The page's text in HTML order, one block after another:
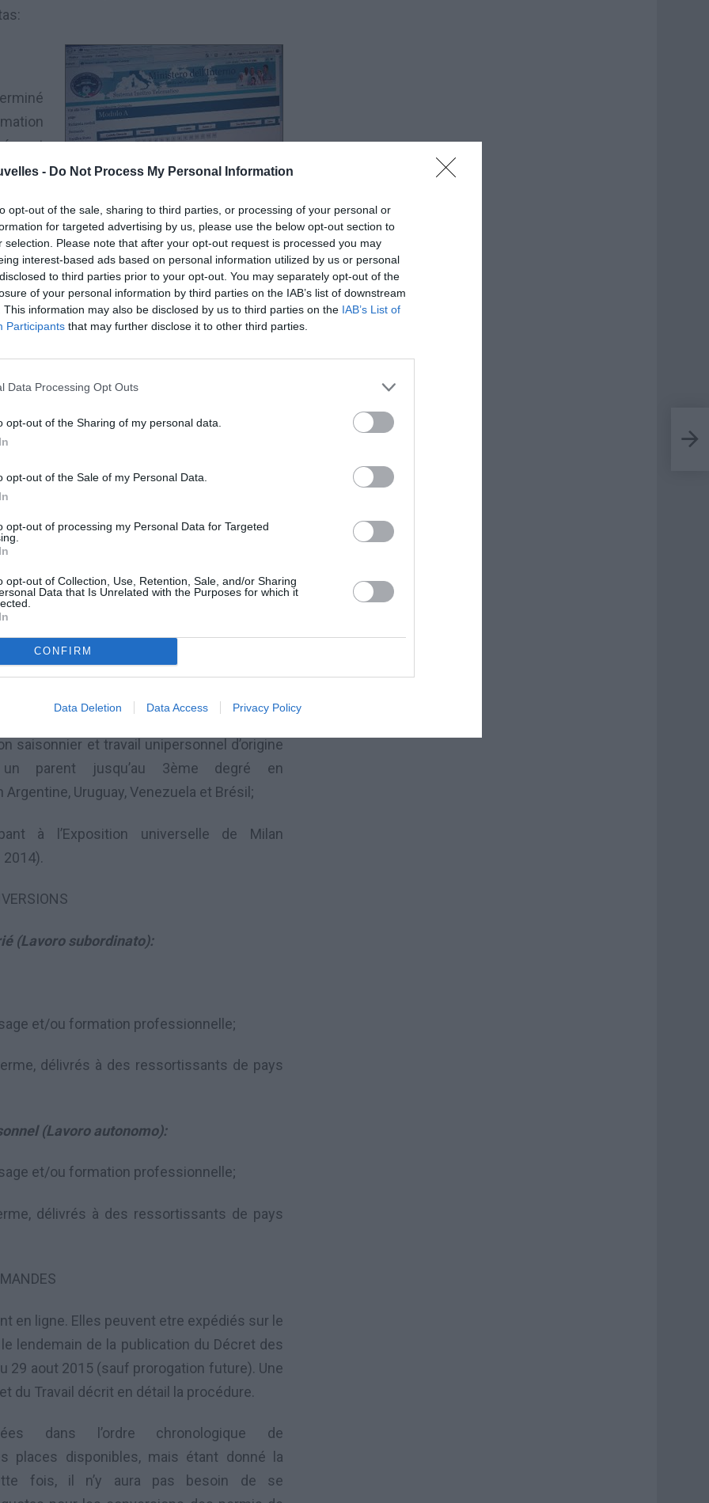
- Do Not Process My Personal Information
opt-out of the sale, sharing to third parties, or processing of your personal or
for targeted advertising by us, please use the below opt-out section to
selection. Please note that after your opt-out request is processed you may
interest-based ads based on personal information utilized by us or personal
to third parties prior to your opt-out. You may separately opt-out of the
of your personal information by third parties on the IAB’s list of downstream
This information may also be disclosed by us to third parties on the IAB’s List of
Participants that may further disclose it to other third parties.
Data Processing Opt Outs
opt-out of the Sharing of my personal data.
opt-out of the Sale of my Personal Data.
opt-out of processing my Personal Data for Targeted
opt-out of Collection, Use, Retention, Sale, and/or Sharing
Data that Is Unrelated with the Purposes for which it
CONFIRM
Data Deletion Data Access Privacy Policy
1998
autonomi) appartenant auxcatégories
des activités d’intérêt pour l’économie
en Italie,soutenantou améliorant le
des professions
ou du contrôle d’entreprises
Décembre,
un rapport professionnel
saisonnier et travail unipersonnel d’origine
un parent jusqu’au 3ème degré
en
Argentine, Uruguay, Venezuela et Brésil ;
à l’Exposition universelle de
Milan
2014).
(Lavoro subordinato):
et/ou formation professionnelle;
délivrés à des ressortissants de pays
(Lavoro autonomo):
et/ou formation professionnelle;
délivrés à des ressortissants de pays
en ligne. Elles peuvent etre expédiés sur le
le lendemain de la publication du Décret des
29 aout 2015 (sauf prorogation future). Une
et du Travail décrit en détail la procédure.
dans l’ordre chronologique
de
places disponibles, mais étant donné
la
fois, il n’y aura pas besoin de
se